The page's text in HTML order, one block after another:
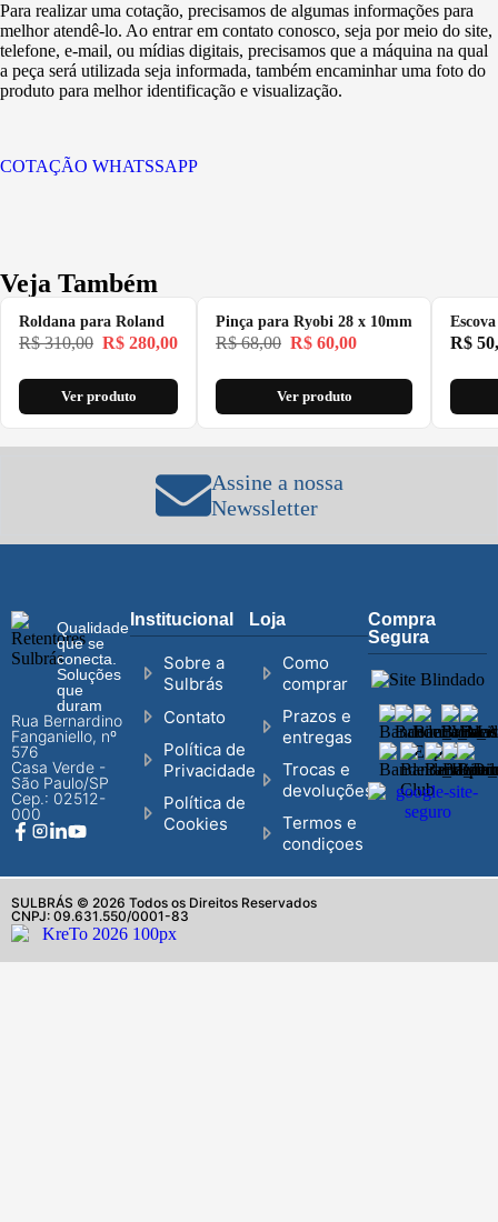
Para realizar uma cotação, precisamos de algumas informações para
melhor atendê-lo. Ao entrar em contato conosco, seja por meio do site,
telefone, e-mail, ou mídias digitais, precisamos que a máquina na qual
a peça será utilizada seja informada, também encaminhar uma foto do
produto para melhor identificação e visualização.
COTAÇÃO WHATSSAPP
Veja Também
Roldana para Roland
R$310,00 R$ 280,00
Ver produto
Pinça para Ryobi 28 x 10mm
R$68,00 R$ 60,00
Ver produto
R$
Assine a nossa
Newssletter
Qualidade
que se
conecta.
Soluções
que
duram
Rua Bernardino
Fanganiello, nº
576
Casa Verde -
São Paulo/SP
Cep.: 02512-
000
Institucional
Sobre a
Sulbrás
Contato
Política de
Privacidade
Política de
Cookies
Loja
Como
comprar
Prazos e
entregas
Trocas e
devoluções
Termos e
condiçoes
Compra
Segura
SULBRÁS © 2026 Todos os Direitos Reservados
CNPJ: 09.631.550/0001-83